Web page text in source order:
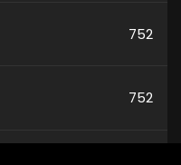
752
752